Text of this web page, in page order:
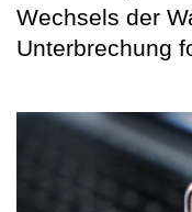
Wechsels der
Unterbrechung